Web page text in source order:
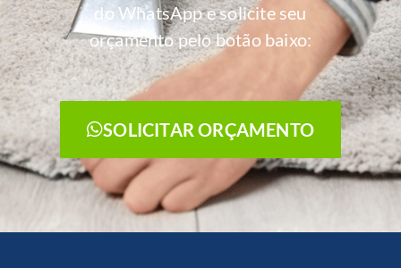
do WhatsApp e solicite seu
orçamento pelo botão baixo:
SOLICITAR ORÇAMENTO